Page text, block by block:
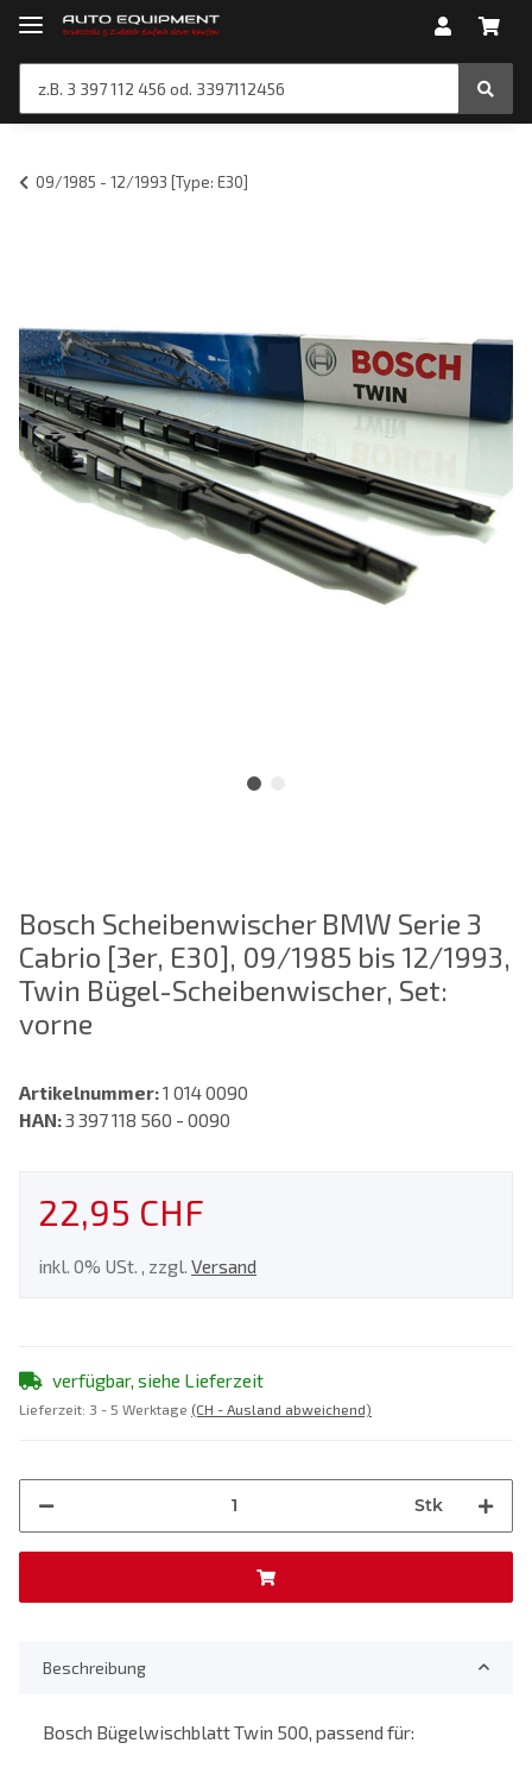
09/1985 - 12/1993 [Type: E30]
Bosch Scheibenwischer BMW Serie 3
Cabrio [3er, E30], 09/1985 bis 12/1993,
Twin Bügel-Scheibenwischer, Set:
vorne
Artikelnummer:1 014 0090
HAN:3 397 118 560 - 0090
22,95 CHF
inkl. 0% USt. , zzgl. Versand
verfügbar, siehe Lieferzeit
Lieferzeit: 3 - 5 Werktage (CH - Ausland abweichend)
Stk
Beschreibung
Bosch Bügelwischblatt Twin 500, passend für: